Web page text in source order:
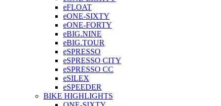
eFLOAT
eONE-SIXTY
eONE-FORTY
eBIG.NINE
eBIG.TOUR
eSPRESSO
eSPRESSO CITY
eSPRESSO CC
eSILEX
eSPEEDER
BIKE HIGHLIGHTS